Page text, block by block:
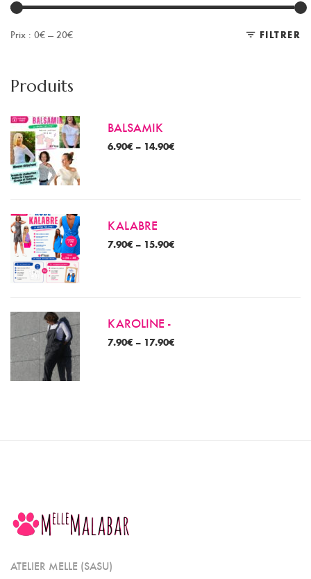
FILTRER
Prix : 0€ — 20€
Produits
BALSAMIK
6.90€ – 14.90€
KALABRE
7.90€ – 15.90€
KAROLINE -
7.90€ – 17.90€
ATELIER MELLE (SASU)